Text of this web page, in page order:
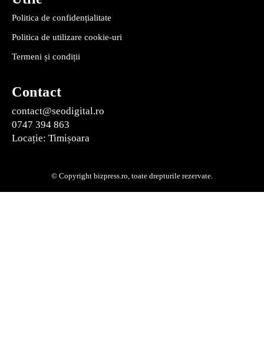
Politica de confidențialitate
Politica de utilizare cookie-uri
Termeni și condiții
Contact
contact@seodigital.ro
0747 394 863
Locație: Timișoara
© Copyright bizpress.ro, toate drepturile rezervate.